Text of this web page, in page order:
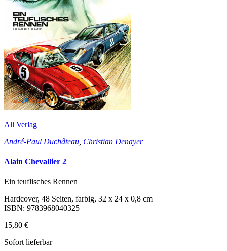
All Verlag
André-Paul Duchâteau Christian Denayer
Alain Chevallier 2
Ein teuflisches Rennen
Hardcover, 48 Seiten, farbig, 32 x 24 x 0,8 cm
ISBN: 9783968040325
15,80 €
Sofort lieferbar